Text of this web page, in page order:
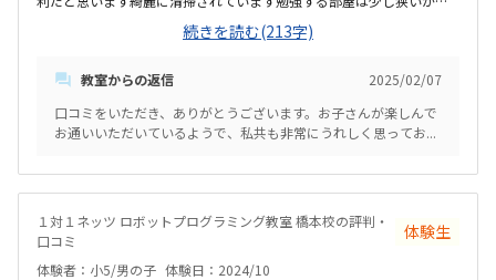
と思います室温などは問題ないです他の所も検索しましたが、ここは
割高かなと思いますでも子供が張り切って行くので続けます
続きを読む(213字)
教室からの返信
2025/02/07
口コミをいただき、ありがとうございます。お子さんが楽しんで
お通いいただいているようで、私共も非常にうれしく思ってお...
１対１ネッツ ロボットプログラミング教室 橋本校の評判・
口コミ
体験生
体験者：小5/男の子 体験日：2024/10